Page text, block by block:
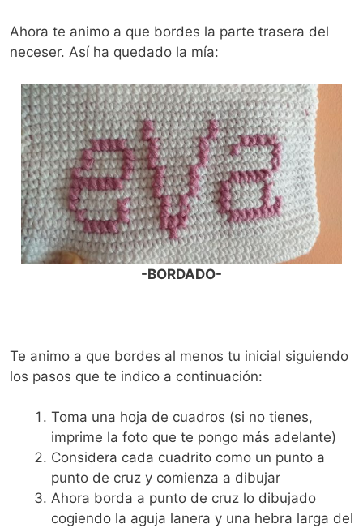
Ahora te animo a que bordes la parte trasera del
neceser. Así ha quedado la mía:
-BORDADO-
Te animo a que bordes al menos tu inicial siguiendo
los pasos que te indico a continuación:
Toma una hoja de cuadros (si no tienes,
imprime la foto que te pongo más adelante)
Considera cada cuadrito como un punto a
punto de cruz y comienza a dibujar
Ahora borda a punto de cruz lo dibujado
cogiendo la aguja lanera y una hebra larga del